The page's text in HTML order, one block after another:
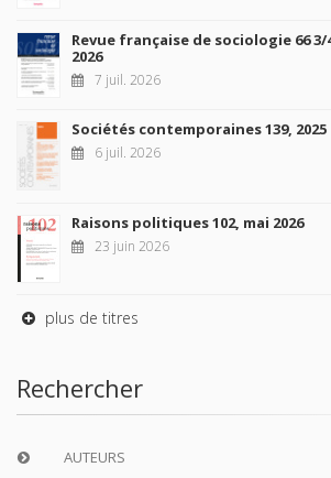
Revue française de sociologie 66
2026
7 juil. 2026
Sociétés contemporaines 139, 2025
6 juil. 2026
Raisons politiques 102, mai 2026
23 juin 2026
plus de titres
Rechercher
AUTEURS